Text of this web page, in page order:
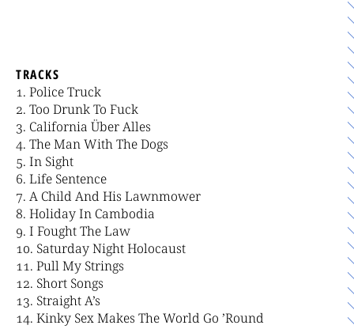
TRACKS
Police Truck
Too Drunk To Fuck
California Über Alles
The Man With The Dogs
In Sight
Life Sentence
A Child And His Lawnmower
Holiday In Cambodia
I Fought The Law
Saturday Night Holocaust
Pull My Strings
Short Songs
Straight A’s
Kinky Sex Makes The World Go ’Round